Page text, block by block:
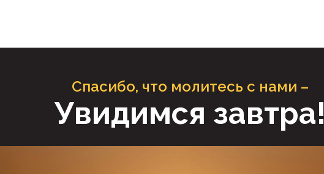
Спасибо, что молитесь с нами –
Увидимся завтра!